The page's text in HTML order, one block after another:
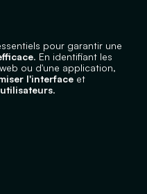
pour garantir une
. En identifiant les
ou d'une application,
l'interface et
.